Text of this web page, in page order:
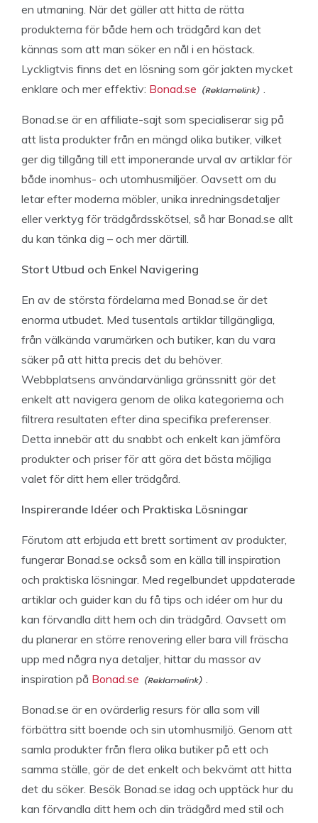
en utmaning. När det gäller att hitta de rätta
produkterna för både hem och trädgård kan det
kännas som att man söker en nål i en höstack.
Lyckligtvis finns det en lösning som gör jakten mycket
enklare och mer effektiv: Bonad.se .
Bonad.se är en affiliate-sajt som specialiserar sig på
att lista produkter från en mängd olika butiker, vilket
ger dig tillgång till ett imponerande urval av artiklar för
både inomhus- och utomhusmiljöer. Oavsett om du
letar efter moderna möbler, unika inredningsdetaljer
eller verktyg för trädgårdsskötsel, så har Bonad.se allt
du kan tänka dig – och mer därtill.
Stort Utbud och Enkel Navigering
En av de största fördelarna med Bonad.se är det
enorma utbudet. Med tusentals artiklar tillgängliga,
från välkända varumärken och butiker, kan du vara
säker på att hitta precis det du behöver.
Webbplatsens användarvänliga gränssnitt gör det
enkelt att navigera genom de olika kategorierna och
filtrera resultaten efter dina specifika preferenser.
Detta innebär att du snabbt och enkelt kan jämföra
produkter och priser för att göra det bästa möjliga
valet för ditt hem eller trädgård.
Inspirerande Idéer och Praktiska Lösningar
Förutom att erbjuda ett brett sortiment av produkter,
fungerar Bonad.se också som en källa till inspiration
och praktiska lösningar. Med regelbundet uppdaterade
artiklar och guider kan du få tips och idéer om hur du
kan förvandla ditt hem och din trädgård. Oavsett om
du planerar en större renovering eller bara vill fräscha
upp med några nya detaljer, hittar du massor av
inspiration på Bonad.se .
Bonad.se är en ovärderlig resurs för alla som vill
förbättra sitt boende och sin utomhusmiljö. Genom att
samla produkter från flera olika butiker på ett och
samma ställe, gör de det enkelt och bekvämt att hitta
det du söker. Besök Bonad.se idag och upptäck hur du
kan förvandla ditt hem och din trädgård med stil och